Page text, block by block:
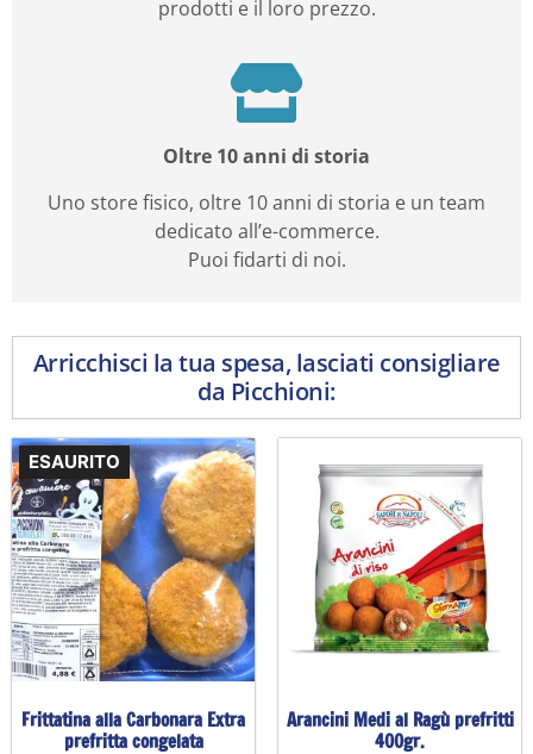
prodotti e il loro prezzo.
Oltre 10 anni di storia
Uno store fisico, oltre 10 anni di storia e un team
dedicato all’e-commerce.
Puoi fidarti di noi.
Arricchisci la tua spesa, lasciati consigliare
da Picchioni:
ESAURITO
Frittatina alla Carbonara Extra
prefritta congelata
Arancini Medi al Ragù prefritti
400gr.